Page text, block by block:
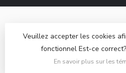
© Copyright 2026 Camp Base.ca-
Lightspeed designby
Veuillez accepter les cookies
fonctionnel Est-ce correct?
En savoir plus sur les